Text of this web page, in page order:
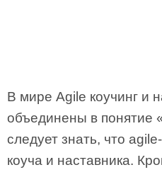
В мире Agile коучинг и
объединены в понятие
следует знать, что
коуча и наставника.